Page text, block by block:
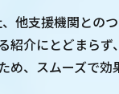
他支援機関との
紹介にとどまら
め、スムーズで